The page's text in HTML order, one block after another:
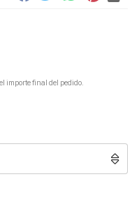
importe final del pedido.